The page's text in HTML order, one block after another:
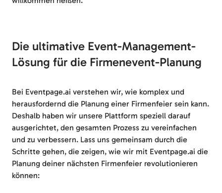
Die ultimative Event-Management-
Lösung für die Firmenevent-Planung
Bei Eventpage.ai verstehen wir, wie komplex und
herausfordernd die Planung einer Firmenfeier sein kann.
Deshalb haben wir unsere Plattform speziell darauf
ausgerichtet, den gesamten Prozess zu vereinfachen
und zu verbessern. Lass uns gemeinsam durch die
Schritte gehen, die zeigen, wie wir mit Eventpage.ai die
Planung deiner nächsten Firmenfeier revolutionieren
können: